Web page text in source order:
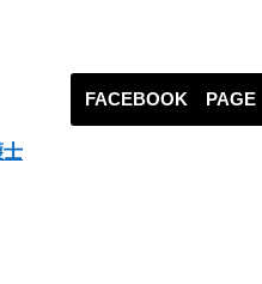
士
FACEBOOK PAGE